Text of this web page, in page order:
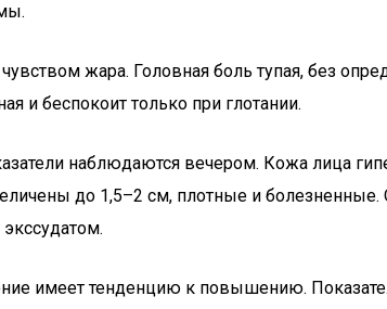
жара. Головная боль тупая, без
и беспокоит только при глотании.
наблюдаются вечером. Кожа лица
до 1,5–2 см, плотные и болезненные.
имеет тенденцию к повышению.